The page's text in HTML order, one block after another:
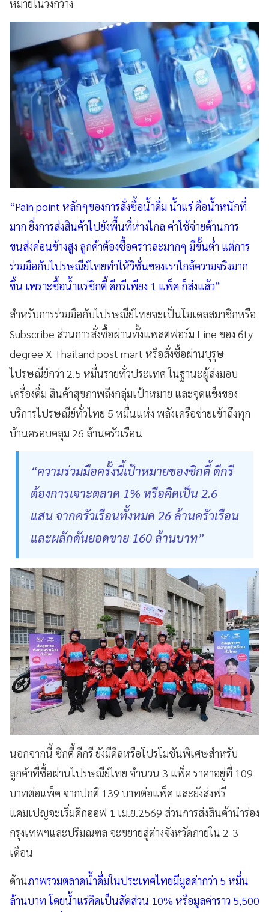
หมายในวงกว้าง
“Pain point หลักๆของการสั่งซื้อน้ำดื่ม น้ำแร่ คือน้ำหนักที่
มาก ยิ่งการส่งสินค้าไปยังพื้นที่ห่างไกล ค่าใช้จ่ายด้านการ
ขนส่งค่อนข้างสูง ลูกค้าต้องซื้อคราวละมากๆ มีขั้นต่ำ แต่การ
ร่วมมือกับไปรษณีย์ไทยทำให้วิชั่นของเราใกล้ความจริงมาก
ขึ้น เพราะซื้อน้ำแร่ซิกตี้ ดีกรีเพียง 1 แพ็ค ก็ส่งแล้ว”
สำหรับการร่วมมือกับไปรษณีย์ไทยจะเป็นโมเดลสมาชิกหรือ
Subscribe ส่วนการสั่งซื้อผ่านทั้งแพลตฟอร์ม Line ของ 6ty
degree X Thailand post mart หรือสั่งซื้อผ่านบุรุษ
ไปรษณีย์กว่า 2.5 หมื่นรายทั่วประเทศ ในฐานะผู้ส่งมอบ
เครื่องดื่ม สินค้าสุขภาพถึงกลุ่มเป้าหมาย และจุดแข็งของ
บริการไปรษณีย์ทั่วไทย 5 หมื่นแห่ง พลังเครือข่ายเข้าถึงทุก
บ้านครอบคลุม 26 ล้านครัวเรือน
“ความร่วมมือครั้งนี้เป้าหมายของซิกตี้ ดีกรี
ต้องการเจาะตลาด 1% หรือคิดเป็น 2.6
แสน จากครัวเรือนทั้งหมด 26 ล้านครัวเรือน
และผลักดันยอดขาย 160 ล้านบาท”
นอกจากนี้ ซิกตี้ ดีกรี ยังมีดีลหรือโปรโมชันพิเศษสำหรับ
ลูกค้าที่ซื้อผ่านไปรษณีย์ไทย จำนวน 3 แพ็ค ราคาอยู่ที่ 109
บาทต่อแพ็ค จากปกติ 139 บาทต่อแพ็ค และยังส่งฟรี
แคมเปญจะเริ่มคิกออฟ 1 เม.ย.2569 ส่วนการส่งสินค้านำร่อง
กรุงเทพฯและปริมณฑล จะขยายสู่ต่างจังหวัดภายใน 2-3
เดือน
ด้านภาพรวมตลาดน้ำดื่มในประเทศไทยมีมูลค่ากว่า 5 หมื่น
ล้านบาท โดยน้ำแร่คิดเป็นสัดส่วน 10% หรือมูลค่าราว 5,500